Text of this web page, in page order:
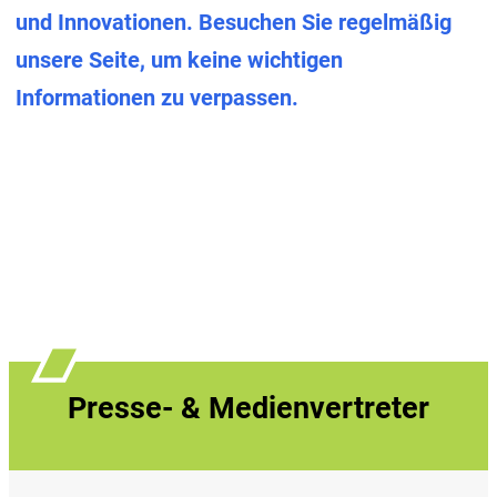
und Innovationen. Besuchen Sie regelmäßig
unsere Seite, um keine wichtigen
Informationen zu verpassen.
Presse- & Medienvertreter